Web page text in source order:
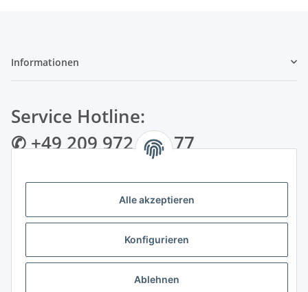
Alle akzeptieren
Konfigurieren
Ablehnen
Informationen
Service Hotline:
✆ +49 209 972 995 77
Gewerkenstraße 34 | 45881 Gelsenkirchen
Zahlungsarten